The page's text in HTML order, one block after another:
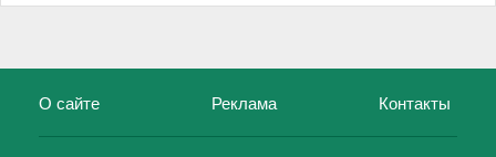
О сайте Реклама Контакты